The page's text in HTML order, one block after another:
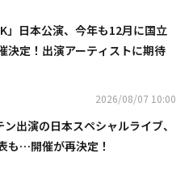
」日本公演、今年も12月に国立
決定！出演アーティストに期待
2026/08/07 10:00
出演の日本スペシャルライブ、
も…開催が再決定！